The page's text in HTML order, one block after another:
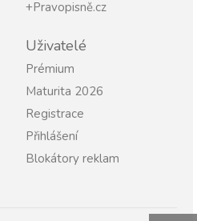
+Pravopisně.cz
Uživatelé
Prémium
Maturita 2026
Registrace
Přihlášení
Blokátory reklam